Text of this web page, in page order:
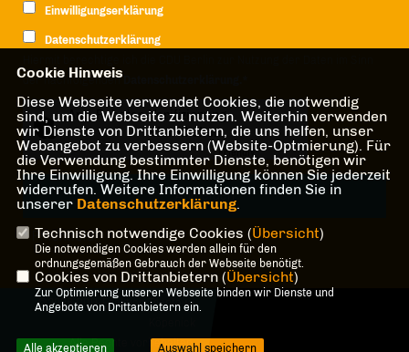
Einwilligungserklärung
Datenschutzerklärung
der nachfolgenden
Anti-Roboter-Verifizierung
Hier klicken
FriendlyCaptcha ⇗
* Pflichtfeld!
@2026 CDU-Fraktion Treptow-
Alle Rechte vorbehalten.
Cookie Hinweis
Diese Webseite verwendet Cookies, die notwendig
sind, um die Webseite zu nutzen. Weiterhin verwenden
wir Dienste von Drittanbietern, die uns helfen, unser
Webangebot zu verbessern (Website-Optmierung). Für
die Verwendung bestimmter Dienste, benötigen wir
Ihre Einwilligung. Ihre Einwilligung können Sie jederzeit
widerrufen. Weitere Informationen finden Sie in
unserer Datenschutzerklärung.
Technisch notwendige Cookies (Übersicht)
Die notwendigen Cookies werden allein für den
ordnungsgemäßen Gebrauch der Webseite benötigt.
Cookies von Drittanbietern (Übersicht)
Zur Optimierung unserer Webseite binden wir Dienste und
Angebote von Drittanbietern ein.
Alle akzeptieren Auswahl speichern